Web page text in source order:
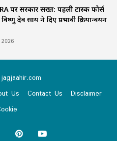
पर सरकार सख्त: पहली टास्क फोर्स
देव साय ने दिए प्रभावी क्रियान्वयन
Us Contact Us
Disclaimer
PinterestYouTube